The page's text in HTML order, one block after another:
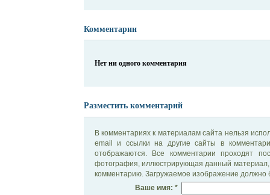
Комментарии
Нет ни одного комментария
Разместить комментарий
В комментариях к материалам сайта нельзя
email и ссылки на другие сайты в
отображаются. Все комментарии проходят
фотография, иллюстрирующая данный материал,
комментарию. Загружаемое изображение должно
Ваше имя: *